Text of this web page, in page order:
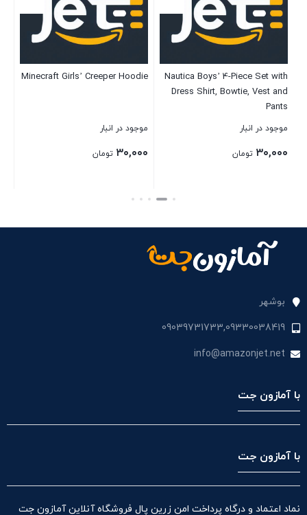
Nautica Boys’ 4-Piece Set with
Dress Shirt, Bowtie, Vest and
Pants
موجود در انبار
۳۰,۰۰۰ تومان
Minecraft Girls’ Creeper Hoodie
موجود در انبار
۳۰,۰۰۰ تومان
بستن
بوشهر
09039731733,09330038419
info@amazonjet.net
با آمازون جت
با آمازون جت
نماد اعتماد و درگاه پرداخت امن زرین پال فروشگاه آنلاین آمازون جت